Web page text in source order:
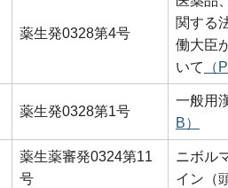
薬生発0328第4号
関する
働大臣
いて
（
薬生発0328第1号
一般用
B）
薬生薬審発0324第11
号
ニボル
イン（